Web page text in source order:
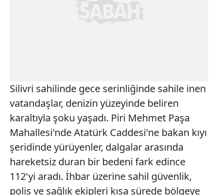
Silivri sahilinde gece serinliğinde sahile inen
vatandaşlar, denizin yüzeyinde beliren
karaltıyla şoku yaşadı. Piri Mehmet Paşa
Mahallesi'nde Atatürk Caddesi'ne bakan kıyı
şeridinde yürüyenler, dalgalar arasında
hareketsiz duran bir bedeni fark edince
112'yi aradı. İhbar üzerine sahil güvenlik,
polis ve sağlık ekipleri kısa sürede bölgeye